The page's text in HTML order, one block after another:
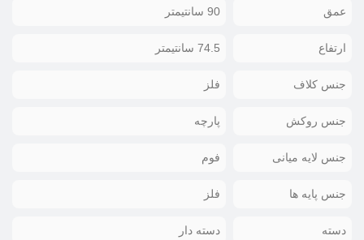
عمق 90 سانتیمتر
ارتفاع 74.5 سانتیمتر
جنس کلاف فلز
جنس روکش پارچه
جنس لایه میانی فوم
جنس پایه ها فلز
دسته دسته دار